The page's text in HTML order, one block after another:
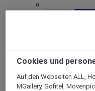
Cookies und
Auf den Webseiten ALL,
MGallery, Sofitel,